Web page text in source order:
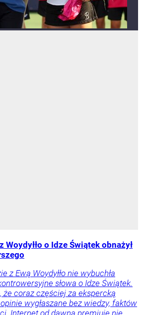
Woydyłło o Idze Świątek obnażył
z Ewą Woydyłło nie wybuchła
słowa o Idze Świątek.
że coraz częściej za ekspercką
wygłaszane bez wiedzy, faktów
Internet od dawna premiuje nie